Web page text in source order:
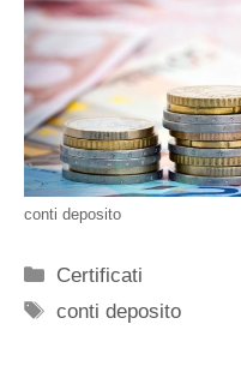
conti deposito
Categorie
Certificati
Tag
conti deposito